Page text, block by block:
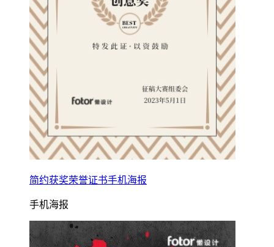
简约获奖荣誉证书手机海报
手机海报